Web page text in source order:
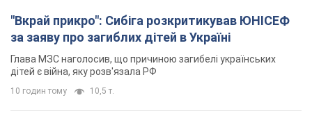
"Вкрай прикро": Сибіга розкритикував ЮНІСЕФ
за заяву про загиблих дітей в Україні
Глава МЗС наголосив, що причиною загибелі українських
дітей є війна, яку розв'язала РФ
10 годин тому 10,5 т.